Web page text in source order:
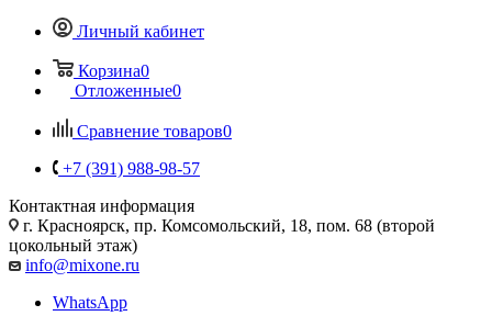
Личный кабинет
Корзина0
Отложенные0
Сравнение товаров0
+7 (391) 988-98-57
Контактная информация
г. Красноярск, пр. Комсомольский, 18, пом. 68 (второй
цокольный этаж)
info@mixone.ru
WhatsApp